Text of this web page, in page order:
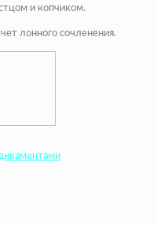
и копчиком.
лонного сочленения.